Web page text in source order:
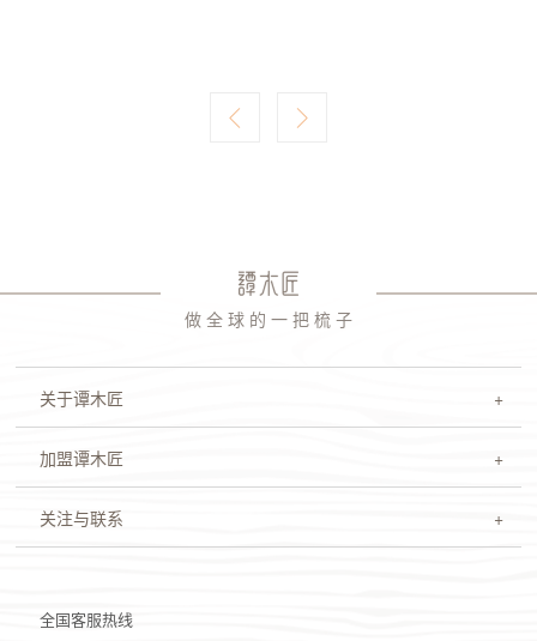
做 全 球 的 一 把 梳 子
关于谭木匠
加盟谭木匠
关注与联系
全国客服热线